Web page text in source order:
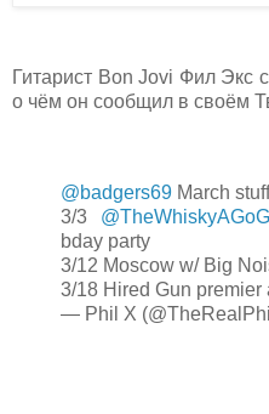
Гитарист Bon Jovi Фил Экс
о чём он сообщил в своём
@badgers69 March stuff
3/3
bday party
3/12 Moscow w/ Big
3/18 Hired Gun premier
— Phil X